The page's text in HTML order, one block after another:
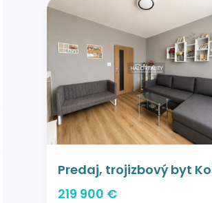
Predaj, trojizbový byt
219 900 €